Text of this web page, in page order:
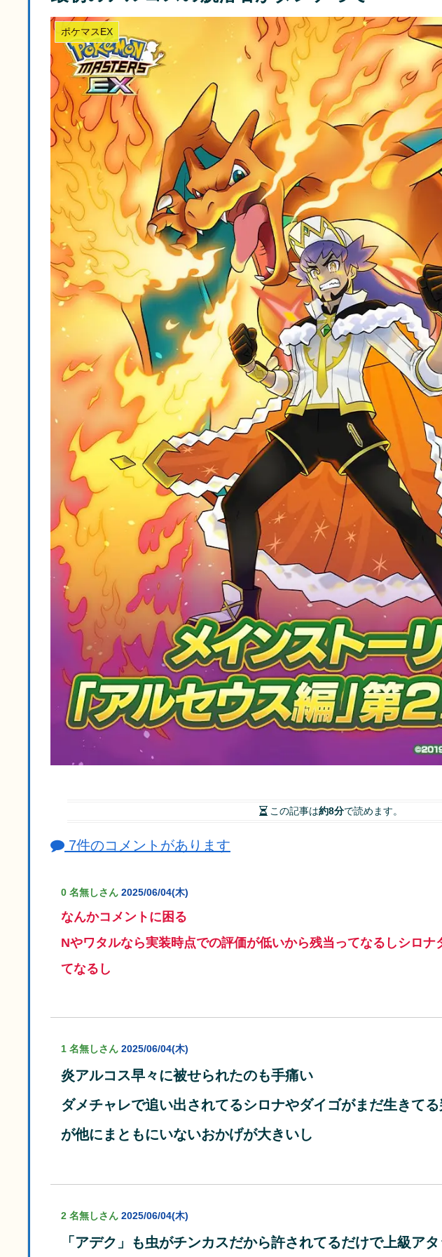
ポケマスEX
この記事は約8分で読めます。
7件のコメントがあります
0 名無しさん 2025/06/04(木)
なんかコメントに困る
Nやワタルなら実装時点での評価が低いから残当ってなるしシロナ
てなるし
1 名無しさん 2025/06/04(木)
炎アルコス早々に被せられたのも手痛い
ダメチャレで追い出されてるシロナやダイゴがまだ生きて
が他にまともにいないおかげが大きいし
2 名無しさん 2025/06/04(木)
「アデク」も虫がチンカスだから許されてるだけで上級ア